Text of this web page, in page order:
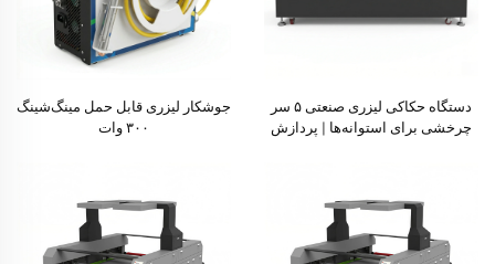
دستگاه حکاکی لیزری صنعتی ۵ سر
چرخشی برای استوانه‌ها | پردازش
جوشکار لیزری قابل حمل مینگ‌شینگ
۳۰۰ وات